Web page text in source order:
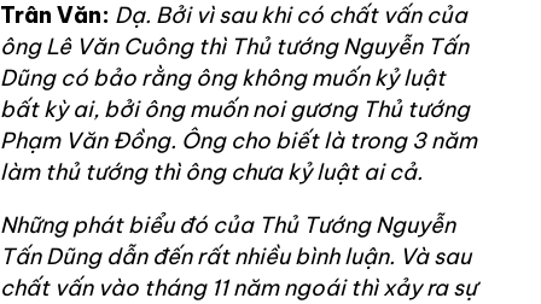
Trân Văn: Dạ. Bởi vì sau khi có chất vấn của
ông Lê Văn Cuông thì Thủ tướng Nguyễn Tấn
Dũng có bảo rằng ông không muốn kỷ luật
bất kỳ ai, bởi ông muốn noi gương Thủ tướng
Phạm Văn Đồng. Ông cho biết là trong 3 năm
làm thủ tướng thì ông chưa kỷ luật ai cả.
Những phát biểu đó của Thủ Tướng Nguyễn
Tấn Dũng dẫn đến rất nhiều bình luận. Và sau
chất vấn vào tháng 11 năm ngoái thì xảy ra sự